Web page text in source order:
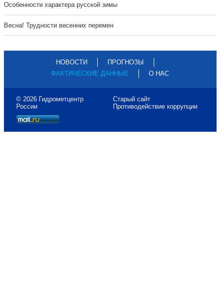
Особенности характера русской зимы
Весна! Трудности весенних перемен
НОВОСТИ
ПРОГНОЗЫ
ФАКТИЧЕСКИЕ ДАННЫЕ
О НАС
© 2026 Гидрометцентр
России
Старый сайт
Противодействие коррупции